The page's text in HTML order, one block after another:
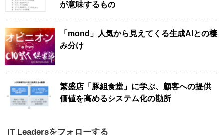
が意味するもの
「mond」人気から見えてくる生成AIとの棲
み分け
繁盛店「豚組食堂」に学ぶ、顧客への提供
価値を高めるシステム化の勘所
IT Leadersをフォローする